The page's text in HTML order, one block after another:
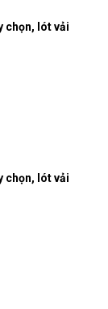
chọn, lót vải
chọn, lót vải